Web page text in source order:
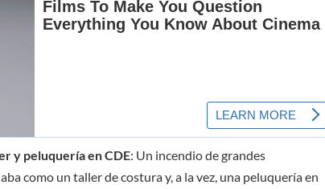
y peluquería en CDE: Un incendio de grandes
como un taller de costura y, a la vez, una peluquería en